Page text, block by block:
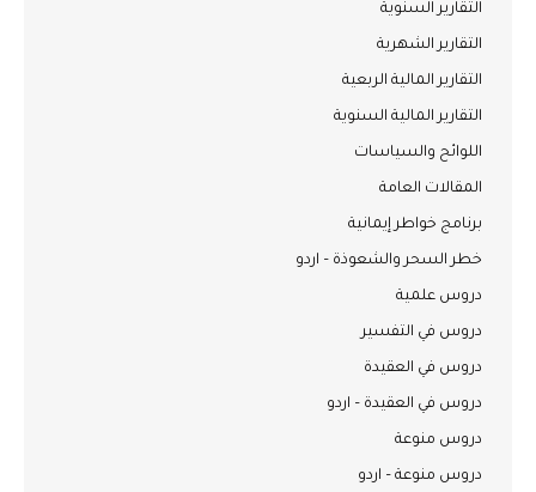
التقارير السنوية
التقارير الشهرية
التقارير المالية الربعية
التقارير المالية السنوية
اللوائح والسياسات
المقالات العامة
برنامج خواطر إيمانية
خطر السحر والشعوذة – اردو
دروس علمية
دروس في التفسير
دروس في العقيدة
دروس في العقيدة – اردو
دروس منوعة
دروس منوعة – اردو